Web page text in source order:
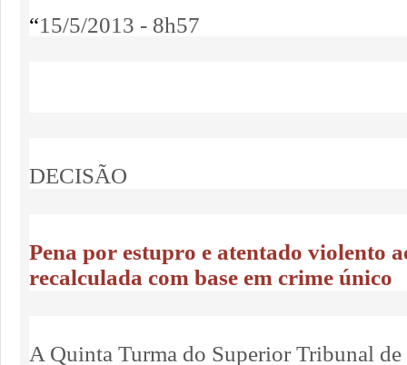
“15/5/2013 - 8h57
DECISÃO
Pena por estupro e atentado violento
recalculada com base em crime único
A Quinta Turma do Superior Tribunal de